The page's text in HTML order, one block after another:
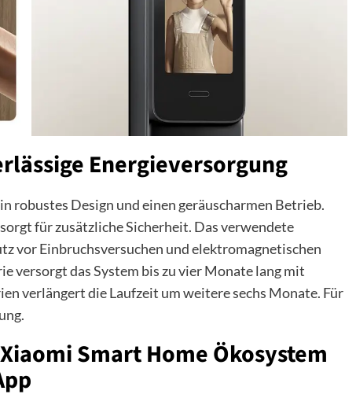
Energieversorgung
robustes Design und einen geräuscharmen Betrieb.
für zusätzliche Sicherheit. Das verwendete
vor Einbruchsversuchen und elektromagnetischen
versorgt das System bis zu vier Monate lang mit
verlängert die Laufzeit um weitere sechs Monate. Für
Smart Home Ökosystem